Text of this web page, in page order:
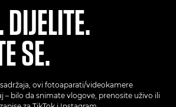
SE.
ovi fotoaparati/videokamere
– bilo da snimate vlogove, prenosite uživo ili